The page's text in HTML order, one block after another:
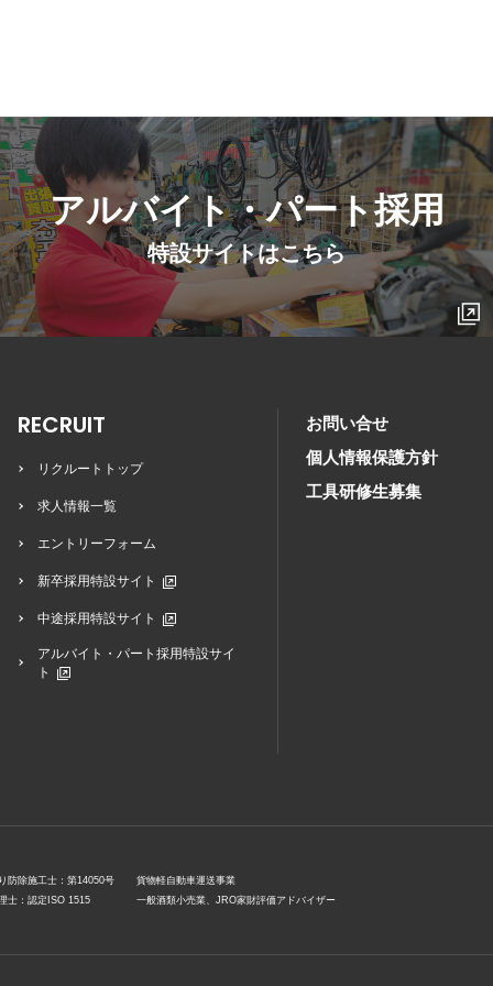
アルバイト・パート採用
特設サイトはこちら
RECRUIT
リクルートトップ
求人情報一覧
エントリーフォーム
新卒採用特設サイト
中途採用特設サイト
アルバイト・パート採用特設サイ
ト
お問い合せ
個人情報保護方針
工具研修生募集
防除施工士：第14050号
士：認定ISO 1515
貨物軽自動車運送事業
一般酒類小売業、JRO家財評価アドバイザー